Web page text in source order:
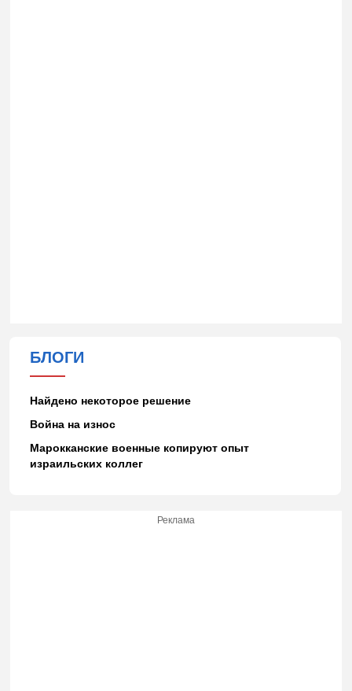
БЛОГИ
Найдено некоторое решение
Война на износ
Марокканские военные копируют опыт
израильских коллег
Реклама